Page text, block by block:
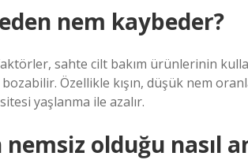
nem kaybeder?
sahte cilt bakım ürünlerinin
Özellikle kışın, düşük nem
yaşlanma ile azalır.
olduğu nasıl